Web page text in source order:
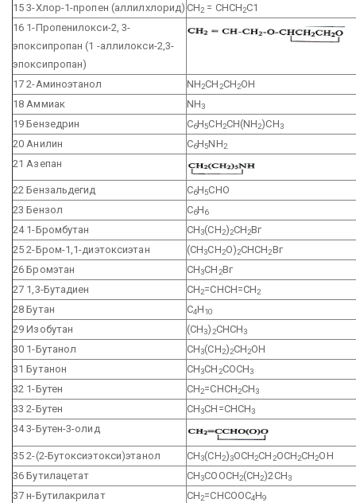
15 3-Хлор-1-пропен (аллилхлорид) СН2 = СНСН2С1
16 1-Пропенилокси-2, 3-
эпоксипропан (1 -аллилокси-2,3-
эпоксипропан)
17 2-Аминоэтанол
NH2CH2CH2OH
18 Аммиак
NH3
19 Бензедрин C6H5CH2CH(NH2)CH3
20 Анилин C6H5NH2
21 Азепан
22 Бензальдегид С6Н5СНО
23 Бензол
С6Н6
24 1-Бромбутан СН3(СН2)2СН2Вг
25 2-Бром-1,1-диэтоксиэтан
(СН3СН2О)2СНСН2Вг
26 Бромэтан
СН3СН2Вг
27 1,3-Бутадиен
СН2=СНСН=СН2
28 Бутан С4Н10
29 Изобутан (СН3)2СНСН3
30 1-Бутанол СН3(СН2)2СН2ОН
31 Бутанон
СН3СН2СОСН3
32 1-Бутен СН2=СНСН2СН3
33 2-Бутен СН3СН=СНСН3
34 3-Бутен-3-олид
35 2-(2-Бутоксиэтокси)этанол СН3(СН2)3ОСН2СН2ОСН2СН2ОН
36 Бутилацетат
СН3СООСН2(СН2)2СН3
37 н-Бутилакрилат СН2=СНСООС4Н9